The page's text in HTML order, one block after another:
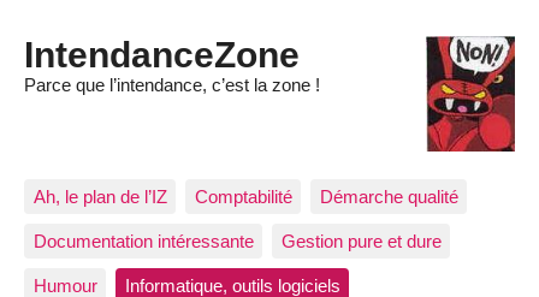
IntendanceZone
Parce que l’intendance, c’est la zone !
Ah, le plan de l’IZ Comptabilité Démarche qualité
Documentation intéressante Gestion pure et dure
Humour Informatique, outils logiciels